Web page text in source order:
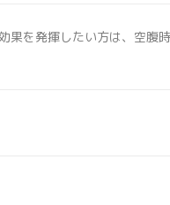
果を発揮したい方は、空腹